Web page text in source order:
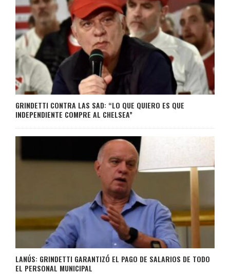
GRINDETTI CONTRA LAS SAD: “LO QUE QUIERO ES QUE
INDEPENDIENTE COMPRE AL CHELSEA”
LANÚS: GRINDETTI GARANTIZÓ EL PAGO DE SALARIOS DE TODO
EL PERSONAL MUNICIPAL